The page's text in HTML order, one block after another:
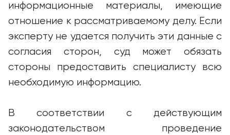
информационные материалы, имеющие
отношение к рассматриваемому делу. Если
эксперту не удается получить эти данные с
согласия сторон, суд может обязать
стороны предоставить специалисту всю
необходимую информацию.
В соответствии с действующим
законодательством проведение